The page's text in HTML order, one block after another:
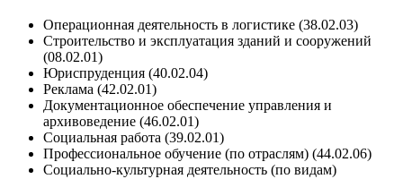
Операционная деятельность в логистике (38.02.03)
Строительство и эксплуатация зданий и сооружений
(08.02.01)
Юриспруденция (40.02.04)
Реклама (42.02.01)
Документационное обеспечение управления и
архивоведение (46.02.01)
Социальная работа (39.02.01)
Профессиональное обучение (по отраслям) (44.02.06)
Социально-культурная деятельность (по видам)